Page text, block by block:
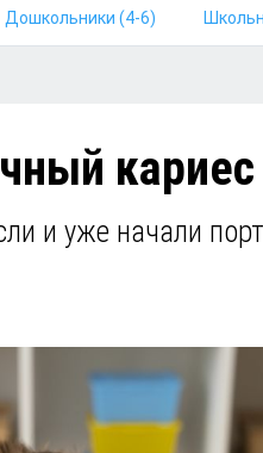
Дошкольники (4-6)
и уже начали